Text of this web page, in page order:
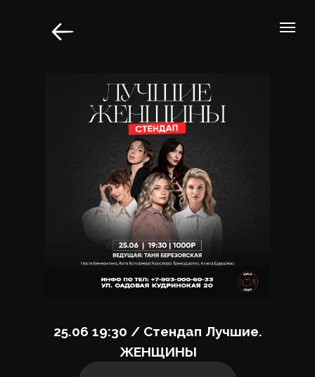
25.06 19:30 / Стендап Лучшие.
ЖЕНЩИНЫ